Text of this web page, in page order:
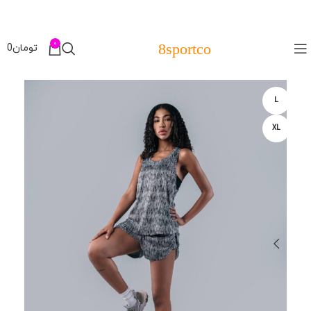
8sportco
0 تومان0
L
XL